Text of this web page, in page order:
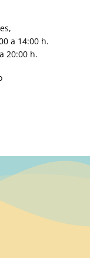
a 14:00 h.
20:00 h.